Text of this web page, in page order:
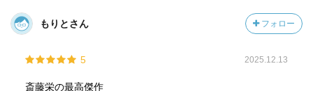
もりとさん フォロー
5 2025.12.13
斎藤栄の最高傑作